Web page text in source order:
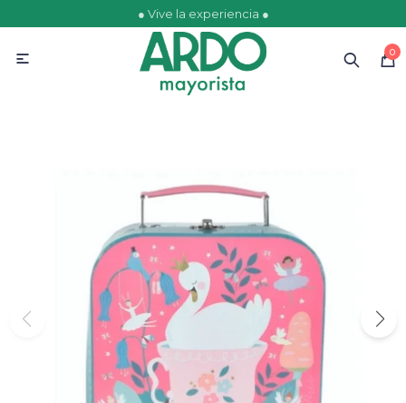
● Vive la experiencia ●
0
 Ofertas Escolares
Papelería
Juguetería